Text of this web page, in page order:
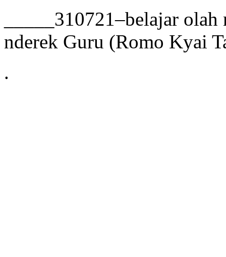
_____310721–belajar
nderek Guru (Romo Kyai
.